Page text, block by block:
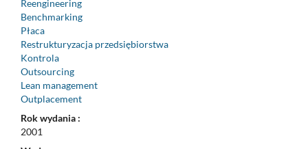
Reengineering
Benchmarking
Płaca
Restrukturyzacja przedsiębiorstwa
Kontrola
Outsourcing
Lean management
Outplacement
Rok wydania :
2001